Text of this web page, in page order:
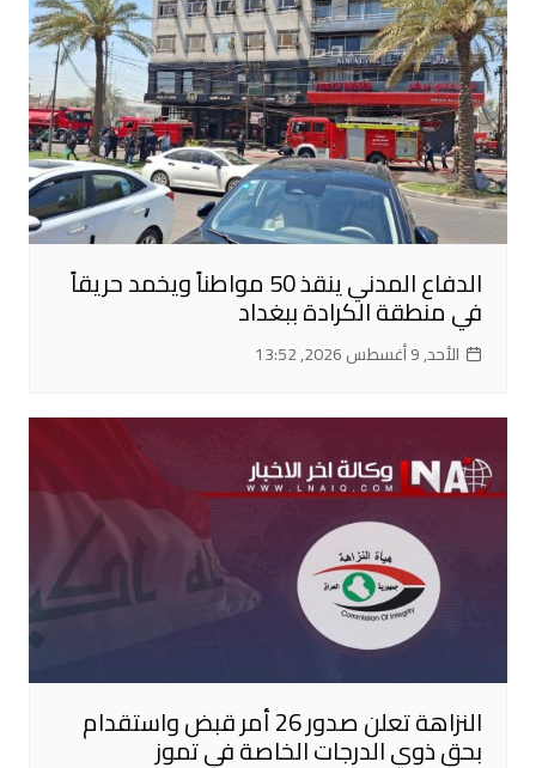
الدفاع المدني ينقذ 50 مواطناً ويخمد حريقاً
في منطقة الكرادة ببغداد
الأحد, 9 أغسطس 2026, 13:52
النزاهة تعلن صدور 26 أمر قبض واستقدام
بحق ذوي الدرجات الخاصة في تموز